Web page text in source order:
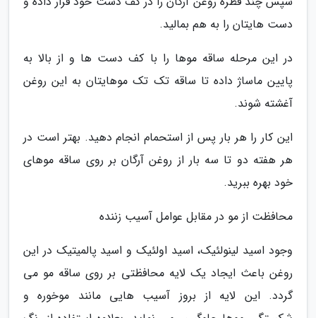
دست هایتان را به هم بمالید.
در این مرحله ساقه موها را با کف دست ها و از بالا به
پایین ماساژ داده تا ساقه تک تک موهایتان به این روغن
آغشته شوند.
این کار را هر بار پس از استحمام انجام دهید. بهتر است در
هر هفته دو تا سه بار از روغن آرگان بر روی ساقه موهای
خود بهره ببرید.
محافظت از مو در مقابل عوامل آسیب زننده
وجود اسید لینولئیک، اسید اولئیک و اسید پالمیتیک در این
روغن باعث ایجاد یک لایه محافظتی بر روی ساقه مو می
گردد. این لایه از بروز آسیب هایی مانند موخوره و